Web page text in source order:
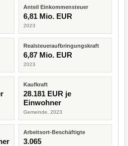
Anteil Einkommensteuer
6,81 Mio. EUR
2023
Realsteueraufbringungskraft
6,87 Mio. EUR
2023
Kaufkraft
28.181 EUR je
Einwohner
Gemeinde, 2023
Arbeitsort-Beschäftigte
3.065